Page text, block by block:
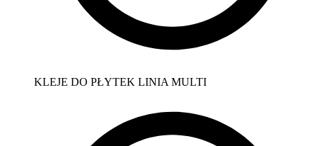
KLEJE DO PŁYTEK LINIA MULTI